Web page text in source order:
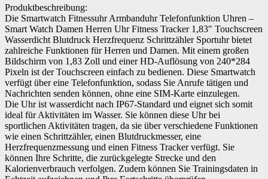
Produktbeschreibung:
Die Smartwatch Fitnessuhr Armbanduhr Telefonfunktion Uhren –
Smart Watch Damen Herren Uhr Fitness Tracker 1,83″ Touchscreen
Wasserdicht Blutdruck Herzfrequenz Schrittzähler Sportuhr bietet
zahlreiche Funktionen für Herren und Damen. Mit einem großen
Bildschirm von 1,83 Zoll und einer HD-Auflösung von 240*284
Pixeln ist der Touchscreen einfach zu bedienen. Diese Smartwatch
verfügt über eine Telefonfunktion, sodass Sie Anrufe tätigen und
Nachrichten senden können, ohne eine SIM-Karte einzulegen.
Die Uhr ist wasserdicht nach IP67-Standard und eignet sich somit
ideal für Aktivitäten im Wasser. Sie können diese Uhr bei
sportlichen Aktivitäten tragen, da sie über verschiedene Funktionen
wie einen Schrittzähler, einen Blutdruckmesser, eine
Herzfrequenzmessung und einen Fitness Tracker verfügt. Sie
können Ihre Schritte, die zurückgelegte Strecke und den
Kalorienverbrauch verfolgen. Zudem können Sie Trainingsdaten in